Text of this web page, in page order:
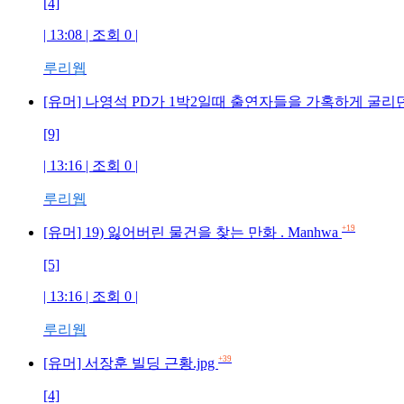
| 13:08 | 조회 0 |
루리웹
[유머] 나영석 PD가 1박2일때 출연자들을 가혹하게 굴리
[9]
| 13:16 | 조회 0 |
루리웹
[유머] 19) 잃어버린 물건을 찾는 만화 . Manhwa +19
[5]
| 13:16 | 조회 0 |
루리웹
[유머] 서장훈 빌딩 근황.jpg +39
[4]